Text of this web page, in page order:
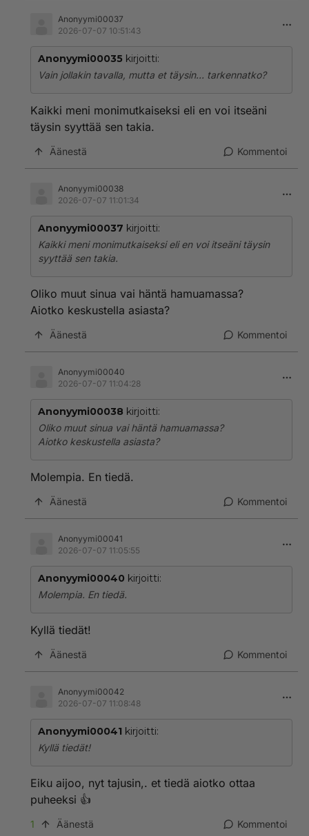
Anonyymi00037
2026-07-07 10:51:43
Anonyymi00035 kirjoitti:
Vain jollakin tavalla, mutta et täysin... tarkennatko?
Kaikki meni monimutkaiseksi eli en voi itseäni
täysin syyttää sen takia.
Äänestä Kommentoi
Anonyymi00038
2026-07-07 11:01:34
Anonyymi00037 kirjoitti:
Kaikki meni monimutkaiseksi eli en voi itseäni täysin
syyttää sen takia.
Oliko muut sinua vai häntä hamuamassa?
Aiotko keskustella asiasta?
Äänestä Kommentoi
Anonyymi00040
2026-07-07 11:04:28
Anonyymi00038 kirjoitti:
Oliko muut sinua vai häntä hamuamassa?
Aiotko keskustella asiasta?
Molempia. En tiedä.
Äänestä Kommentoi
Anonyymi00041
2026-07-07 11:05:55
Anonyymi00040 kirjoitti:
Molempia. En tiedä.
Kyllä tiedät!
Äänestä Kommentoi
Anonyymi00042
2026-07-07 11:08:48
Anonyymi00041 kirjoitti:
Kyllä tiedät!
Eiku aijoo, nyt tajusin,. et tiedä aiotko ottaa
puheeksi 👍
1 Äänestä Kommentoi